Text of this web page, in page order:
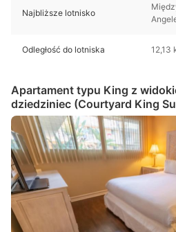
Najbliższe lotnisko
Odległość do lotniska 12,13
Apartament typu King z
dziedziniec (Courtyard King